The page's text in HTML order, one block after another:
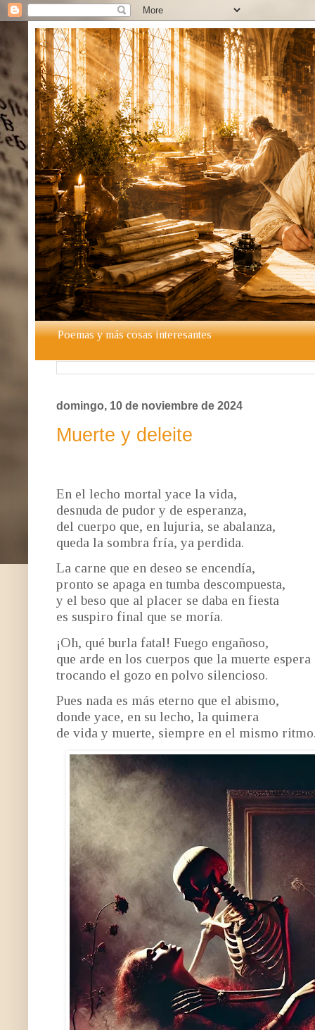
Poemas y más cosas interesantes
domingo, 10 de noviembre de 2024
Muerte y deleite
En el lecho mortal yace la vida,
desnuda de pudor y de esperanza,
del cuerpo que, en lujuria, se abalanza,
queda la sombra fría, ya perdida.
La carne que en deseo se encendía,
pronto se apaga en tumba descompuesta,
y el beso que al placer se daba en fiesta
es suspiro final que se moría.
¡Oh, qué burla fatal! Fuego engañoso,
que arde en los cuerpos que la muerte espera
trocando el gozo en polvo silencioso.
Pues nada es más eterno que el abismo,
donde yace, en su lecho, la quimera
de vida y muerte, siempre en el mismo